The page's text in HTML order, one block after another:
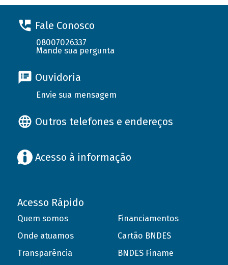
Fale Conosco
08007026337
Mande sua pergunta
Ouvidoria
Envie sua mensagem
Outros telefones e endereços
Acesso à informação
Acesso Rápido
Quem somos
Onde atuamos
Transparência
Financiamentos
Cartão BNDES
BNDES Finame